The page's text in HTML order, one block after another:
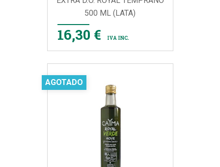
500 ML (LATA)
16,30 € IVA INC.
AGOTADO